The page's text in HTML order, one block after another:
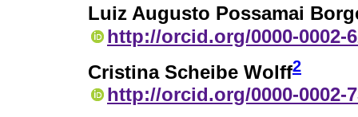
Luiz Augusto Possamai
http://orcid.org/0000-0002-
Cristina Scheibe Wolff2
http://orcid.org/0000-0002-